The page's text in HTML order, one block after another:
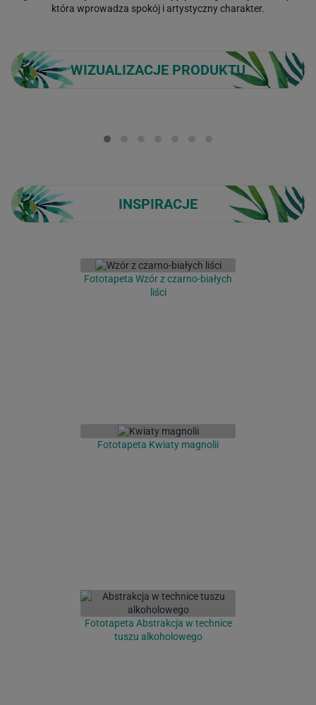
która wprowadza spokój i artystyczny charakter.
WIZUALIZACJE PRODUKTU
INSPIRACJE
Fototapeta Wzór z czarno-białych
liści
Fototapeta Kwiaty magnolii
Fototapeta Abstrakcja w technice
tuszu alkoholowego